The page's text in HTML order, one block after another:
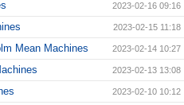
2023-02-16 09:16
2023-02-15 11:18
Mean Machines 2023-02-14 10:27
2023-02-13 13:08
2023-02-10 10:12